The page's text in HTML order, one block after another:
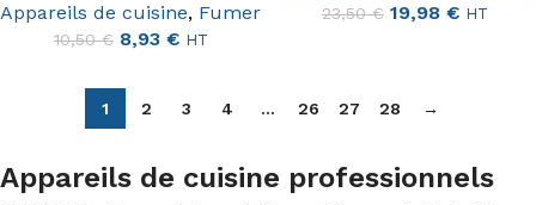
Appareils de cuisine, Fumer
10,50€ 8,93 € HT
23,50€ 19,98 € HT
1 2 3 4 … 26 27 28 →
Appareils de cuisine professionnels